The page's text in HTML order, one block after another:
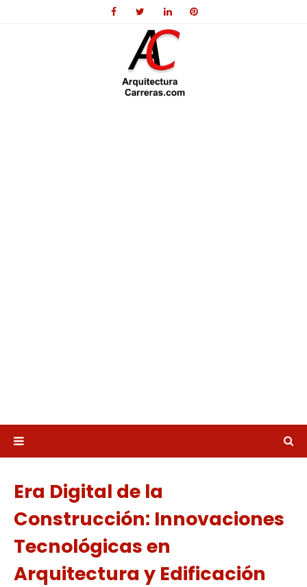
Era Digital de la
Construcción: Innovaciones
Tecnológicas en
Arquitectura y Edificación